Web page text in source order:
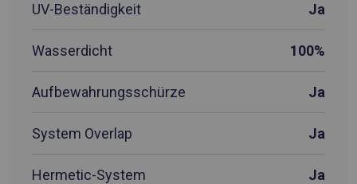
UV-Beständigkeit Ja
Wasserdicht 100%
Aufbewahrungsschürze Ja
System Overlap Ja
Hermetic-System Ja